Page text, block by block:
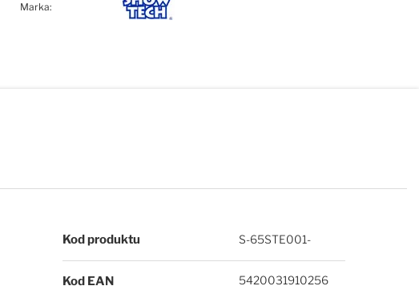
Marka:
Więcej informacji
Kod produktu S-65STE001-
Kod EAN 5420031910256